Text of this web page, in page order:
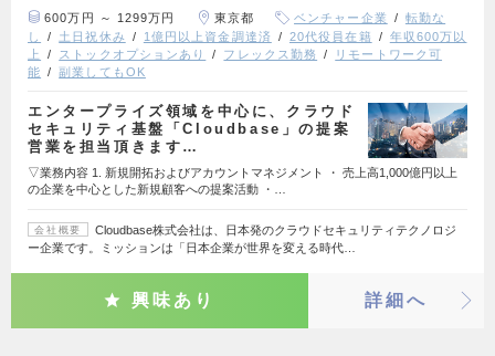
600万円 ～ 1299万円 東京都 ベンチャー企業
転勤な
し
土日祝休み 1億円以上資金調達済 20代役員在籍
年収600万以
上
ストックオプションあり フレックス勤務
リモートワーク可
能
副業してもOK
エンタープライズ領域を中心に、クラウド
セキュリティ基盤「Cloudbase」の提案
営業を担当頂きます…
▽業務内容 1. 新規開拓およびアカウントマネジメント ・ 売上高1,000億円以上
の企業を中心とした新規顧客への提案活動 ・…
会社概要
Cloudbase株式会社は、日本発のクラウドセキュリティテクノロジ
ー企業です。ミッションは「日本企業が世界を変える時代…
興味あり 詳細へ